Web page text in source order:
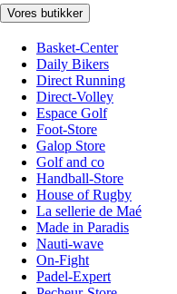
Vores butikker
Basket-Center
Daily Bikers
Direct Running
Direct-Volley
Espace Golf
Foot-Store
Galop Store
Golf and co
Handball-Store
House of Rugby
La sellerie de Maé
Made in Paradis
Nauti-wave
On-Fight
Padel-Expert